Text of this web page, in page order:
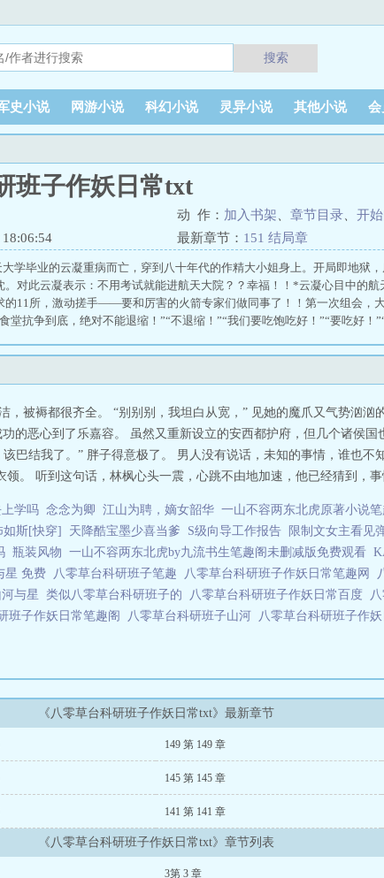
搜索
史小说 网游小说 科幻小说 灵异小说 其他小说 会
班子作妖日常txt
动 作： 加入书架 章节目录
开
最新章节： 151 结局章
大学毕业的云凝重病而亡，穿到八十年代的作精大小姐身上。开局即地狱
。对此云凝表示：不用考试就能进航天大院？？幸福！！*云凝心目中的
的11所，激动搓手——要和厉害的火箭专家们做同事了！！第一次组会，
抗争到底，绝对不能退缩！”“不退缩！”“我们要吃饱吃好！”“要吃好！
挖来的，分析计算一流。你要多向他们学习。”云凝想起开会时，早上
，才发现市长还没来。想起他们半夜偷窝窝头，被厨师当场逮住，洋洋洒
无所不用其极，包括找中级工程师结婚。然而在相亲市场，直男癌、妈宝
经的学生，设计师陆凌登场。她的相亲事业有救了！她的房子保住了！
家门的人，绝对不能原谅！**新坑求预收《国羽队鸡飞狗跳日常》近日
的，一天打坏100个球，被教练追着跑。有“追星”型的，天天往隔壁乒乓
吗？冉染拿着球拍看着陪她长大的哥哥姐姐们，啥，发生了啥？*九十年
带领下越走越偏。冉染：“这技术不行，落后了，咱换一个。”教练：“？
”冉染：“这厨子不行，做饭不好吃，咱去偷点儿别的。”教练：“？？？”
运赛场上。冉染：金牌，她的！ 八零草台科研班子山河 八零草台科研班
，被褥都很齐全。 “别别别，我坦白从宽，” 见她的魔爪又气势汹汹
的恶心到了乐嘉容。 虽然又重新设立的安西都护府，但几个诸侯
巴结我了。” 胖子得意极了。 男人没有说话，未知的事情，谁也不
。 听到这句话，林枫心头一震，心跳不由地加速，他已经猜到，
学吗 念念为卿 江山为聘，嫡女韶华 一山不容两东北虎原著小说
如斯[快穿] 天降酷宝墨少喜当爹 S级向导工作报告 限制文女主看见
瓶装风物 一山不容两东北虎by九流书生笔趣阁未删减版免费观看
星 免费 八零草台科研班子笔趣 八零草台科研班子作妖日常笔趣网
与星 类似八零草台科研班子的 八零草台科研班子作妖日常百度
班子作妖日常笔趣阁 八零草台科研班子山河 八零草台科研班子作
《八零草台科研班子作妖日常txt》最新章节
149 第 149 章
145 第 145 章
141 第 141 章
《八零草台科研班子作妖日常txt》章节列表
3第 3 章